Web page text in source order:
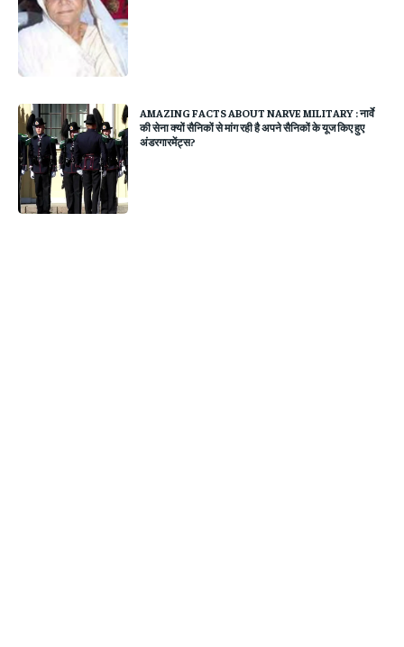
AMAZING FACTS ABOUT NARVE MILITARY : नार्वे
की सेना क्यों सैनिकों से मांग रही है अपने सैनिकों के यूज किए हुए
अंडरगारमेंट्स?